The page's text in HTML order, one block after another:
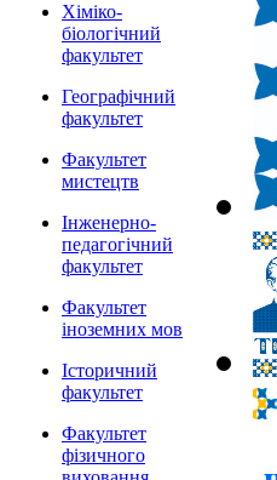
Хіміко-
біологічний
факультет
Географічний
факультет
Факультет
мистецтв
Інженерно-
педагогічний
факультет
Факультет
іноземних мов
Історичний
факультет
Факультет
фізичного